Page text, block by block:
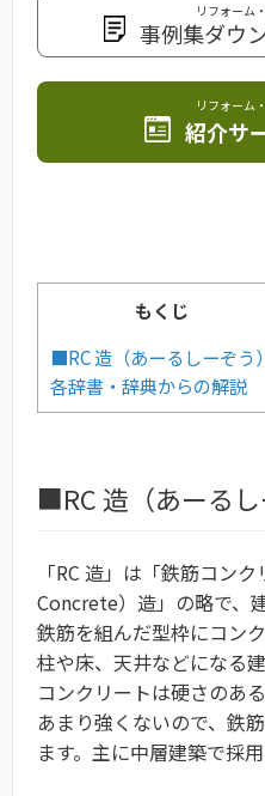
リフォーム
事例集ダウ
リフォーム
紹介サ
もくじ
■RC 造（あーるしーぞう）
各辞書・辞典からの解説
■RC 造（あーるし
「RC 造」は「鉄筋コン
Concrete）造」の略で、
鉄筋を組んだ型枠にコン
柱や床、天井などになる
コンクリートは硬さのあ
あまり強くないので、鉄
ます。主に中層建築で採